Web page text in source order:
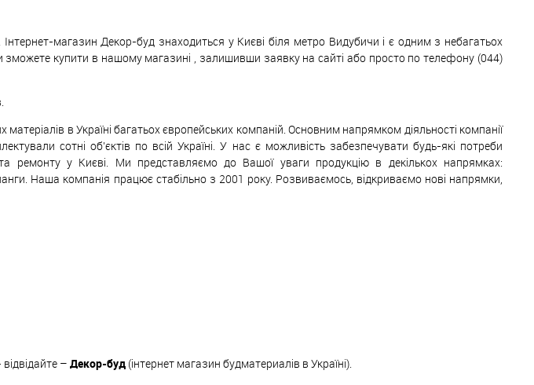
магазин Декор-буд знаходиться у Києві біля метро Видубичи і є одним з небагатьох
зможете купити в нашому магазині , залишивши заявку на сайті або просто по телефону (044)
в Україні багатьох європейських компаній. Основним напрямком діяльності компанії
сотні об'єктів по всій Україні. У нас є можливість забезпечувати будь-які потреби
ремонту у Києві. Ми представляємо до Вашої уваги продукцію в декількох напрямках:
Наша компанія працює стабільно з 2001 року. Розвиваємось, відкриваємо нові напрямки,
відвідайте – Декор-буд (інтернет магазин будматериалів в Україні).